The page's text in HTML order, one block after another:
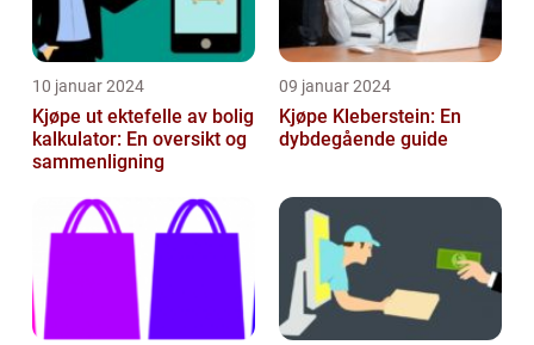
10 januar 2024
Kjøpe ut ektefelle av bolig
kalkulator: En oversikt og
sammenligning
09 januar 2024
Kjøpe Kleberstein: En
dybdegående guide